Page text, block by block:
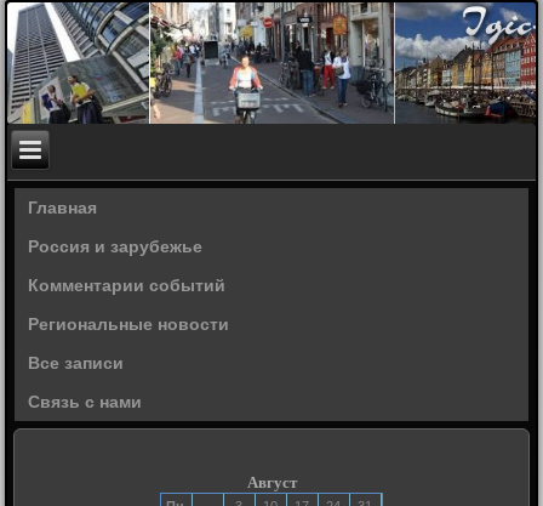
Главная
Россия и зарубежье
Комментарии событий
Региональные новости
Все записи
Связь с нами
Август